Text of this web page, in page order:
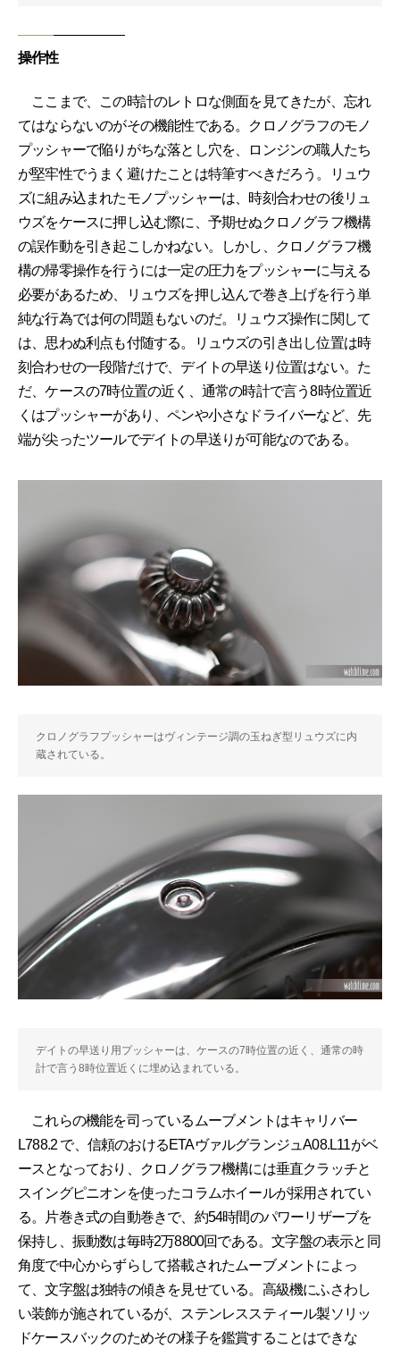
操作性
ここまで、この時計のレトロな側面を見てきたが、忘れ
てはならないのがその機能性である。クロノグラフのモノ
プッシャーで陥りがちな落とし穴を、ロンジンの職人たち
が堅牢性でうまく避けたことは特筆すべきだろう。リュウ
ズに組み込まれたモノプッシャーは、時刻合わせの後リュ
ウズをケースに押し込む際に、予期せぬクロノグラフ機構
の誤作動を引き起こしかねない。しかし、クロノグラフ機
構の帰零操作を行うには一定の圧力をプッシャーに与える
必要があるため、リュウズを押し込んで巻き上げを行う単
純な行為では何の問題もないのだ。リュウズ操作に関して
は、思わぬ利点も付随する。リュウズの引き出し位置は時
刻合わせの一段階だけで、デイトの早送り位置はない。た
だ、ケースの7時位置の近く、通常の時計で言う8時位置近
くはプッシャーがあり、ペンや小さなドライバーなど、先
端が尖ったツールでデイトの早送りが可能なのである。
クロノグラフプッシャーはヴィンテージ調の玉ねぎ型リュウズに内
蔵されている。
デイトの早送り用プッシャーは、ケースの7時位置の近く、通常の時
計で言う8時位置近くに埋め込まれている。
これらの機能を司っているムーブメントはキャリバー
L788.2 で、信頼のおけるETAヴァルグランジュA08.L11がベ
ースとなっており、クロノグラフ機構には垂直クラッチと
スイングピニオンを使ったコラムホイールが採用されてい
る。片巻き式の自動巻きで、約54時間のパワーリザーブを
保持し、振動数は毎時2万8800回である。文字盤の表示と同
角度で中心からずらして搭載されたムーブメントによっ
て、文字盤は独特の傾きを見せている。高級機にふさわし
い装飾が施されているが、ステンレススティール製ソリッ
ドケースバックのためその様子を鑑賞することはできな